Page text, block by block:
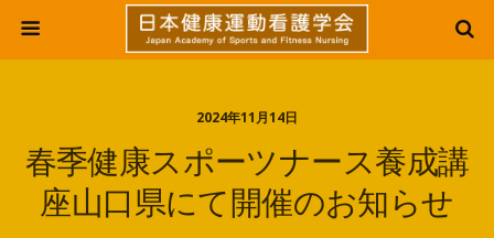
2024年11月14日
春季健康スポーツナース養成講
座山口県にて開催のお知らせ